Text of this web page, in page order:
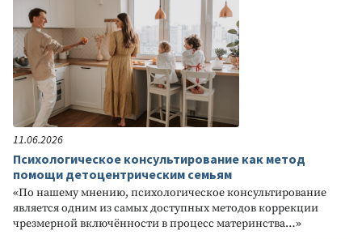
11.06.2026
Психологическое консультирование как метод
помощи детоцентрическим семьям
«По нашему мнению, психологическое консультирование
является одним из самых доступных методов коррекции
чрезмерной включённости в процесс материнства…»